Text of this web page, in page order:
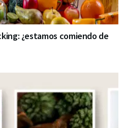
¿estamos comiendo de